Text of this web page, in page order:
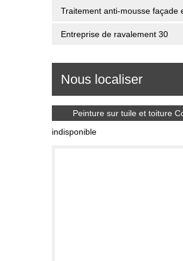
Traitement anti-mousse façade
Entreprise de ravalement 30
Nous localiser
Peinture sur tuile et toiture
indisponible